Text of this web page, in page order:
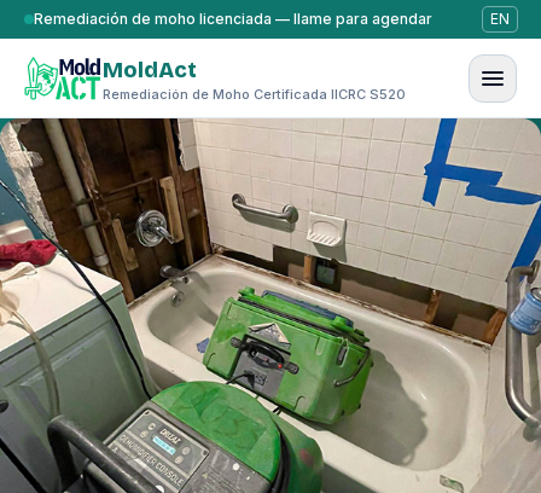
Saltar al contenido
Remediación de moho licenciada — llame para agendar EN
MoldAct
Remediación de Moho Certificada IICRC S520